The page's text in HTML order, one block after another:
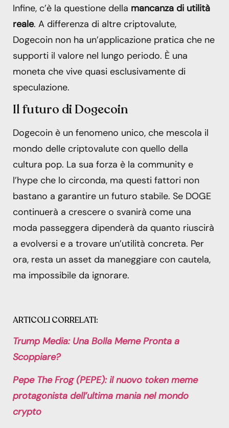
Infine, c’è la questione della mancanza di utilità
reale. A differenza di altre criptovalute,
Dogecoin non ha un’applicazione pratica che ne
supporti il valore nel lungo periodo. È una
moneta che vive quasi esclusivamente di
speculazione.
Il futuro di Dogecoin
Dogecoin è un fenomeno unico, che mescola il
mondo delle criptovalute con quello della
cultura pop. La sua forza è la community e
l’hype che lo circonda, ma questi fattori non
bastano a garantire un futuro stabile. Se DOGE
continuerà a crescere o svanirà come una
moda passeggera dipenderà da quanto riuscirà
a evolversi e a trovare un’utilità concreta. Per
ora, resta un asset da maneggiare con cautela,
ma impossibile da ignorare.
ARTICOLI CORRELATI:
Trump Media: Una Bolla Meme Pronta a
Scoppiare?
Pepe The Frog (PEPE): il nuovo token meme
protagonista dell’ultima mania nel mondo
crypto